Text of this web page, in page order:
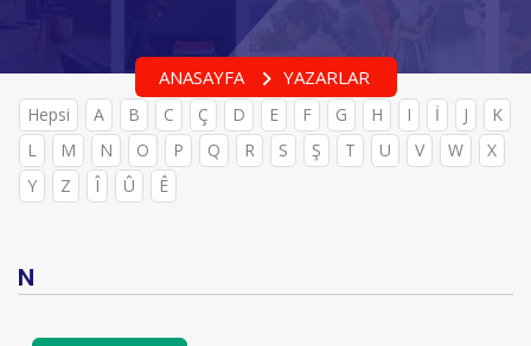
ANASAYFA YAZARLAR
Hepsi A B C Ç D E F G H I İ J
K
L
M N O P Q R S Ş T U V W
X
Y
Z Î Û Ê
N